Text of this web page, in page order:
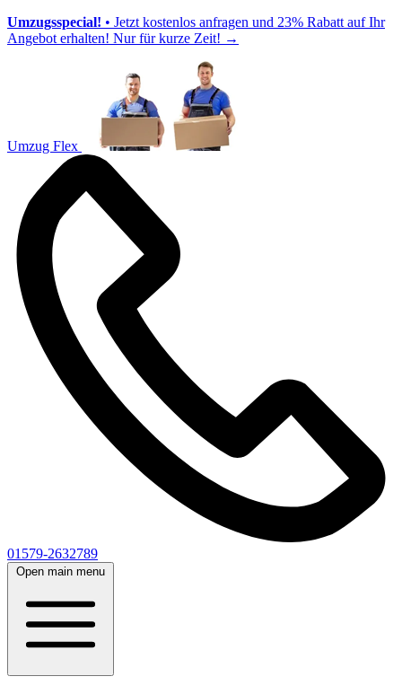
Umzugsspecial! • Jetzt kostenlos anfragen und 23% Rabatt auf Ihr
Angebot erhalten! Nur für kurze Zeit! →
Umzug Flex
01579-2632789
Open main menu